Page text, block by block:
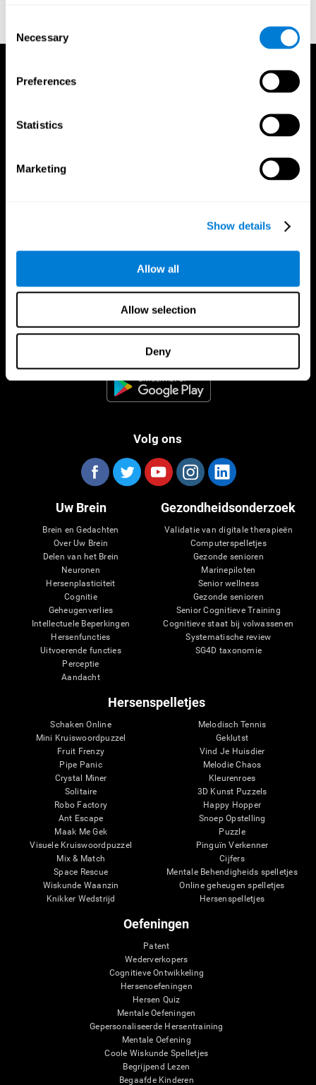
Selection
Necessary
Preferences
Statistics
Marketing
Show details
Allow all
Allow selection
Deny
CogniFit App
Volg ons
Uw Brein
Brein en Gedachten
Over Uw Brein
Delen van het Brein
Neuronen
Hersenplasticiteit
Cognitie
Geheugenverlies
Intellectuele Beperkingen
Hersenfuncties
Uitvoerende functies
Perceptie
Aandacht
Gezondheidsonderzoek
Validatie van digitale therapieën
Computerspelletjes
Gezonde senioren
Marinepiloten
Senior wellness
Gezonde senioren
Senior Cognitieve Training
Cognitieve staat bij volwassenen
Systematische review
SG4D taxonomie
Hersenspelletjes
Schaken Online
Mini Kruiswoordpuzzel
Fruit Frenzy
Pipe Panic
Crystal Miner
Solitaire
Robo Factory
Ant Escape
Maak Me Gek
Visuele Kruiswoordpuzzel
Mix & Match
Space Rescue
Wiskunde Waanzin
Knikker Wedstrijd
Melodisch Tennis
Geklutst
Vind Je Huisdier
Melodie Chaos
Kleurenroes
3D Kunst Puzzels
Happy Hopper
Snoep Opstelling
Puzzle
Pinguïn Verkenner
Cijfers
Mentale Behendigheids spelletjes
Online geheugen spelletjes
Hersenspelletjes
Oefeningen
Patent
Wederverkopers
Cognitieve Ontwikkeling
Hersenoefeningen
Hersen Quiz
Mentale Oefeningen
Gepersonaliseerde Hersentraining
Mentale Oefening
Coole Wiskunde Spelletjes
Begrijpend Lezen
Begaafde Kinderen